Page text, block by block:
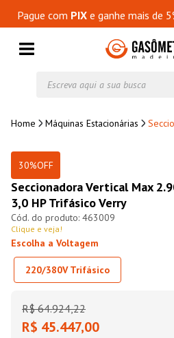
Pague com PIXe ganhe mais de
Máquinas Estacionárias
30%OFF
Seccionadora Vertical Max
3,0 HP Trifásico Verry
463009
Clique e veja!
Escolha a Voltagem
220/380V Trifásico
R$ 64.924,22
R$ 45.447,00